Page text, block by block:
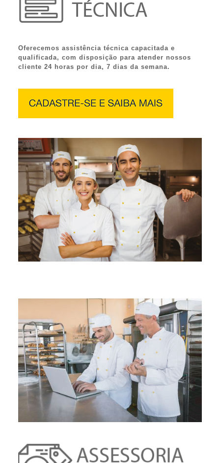
Oferecemos assistência técnica capacitada e
qualificada, com disposição para atender nossos
cliente 24 horas por dia, 7 dias da semana.